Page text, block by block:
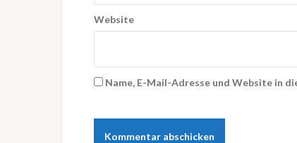
Website
Name, E-Mail-Adresse und Website in